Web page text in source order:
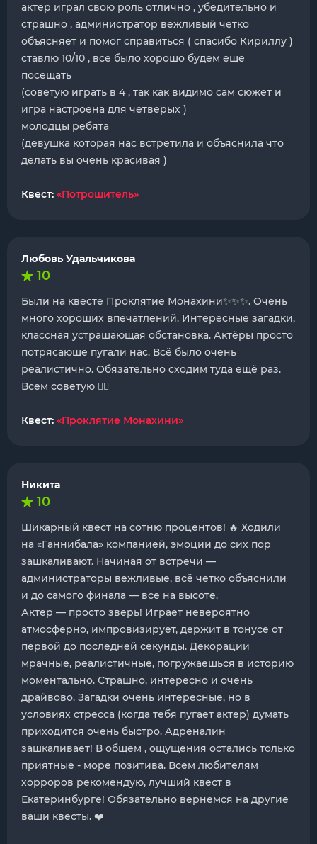
актер играл свою роль отлично , убедительно и
страшно , администратор вежливый четко
объясняет и помог справиться ( спасибо Кириллу )
ставлю 10/10 , все было хорошо будем еще
посещать
(советую играть в 4 , так как видимо сам сюжет и
игра настроена для четверых )
молодцы ребята
(девушка которая нас встретила и объяснила что
делать вы очень красивая )
Квест: «Потрошитель»
Любовь Удальчикова
10
Были на квесте Проклятие Монахини✨✨✨. Очень
много хороших впечатлений. Интересные загадки,
классная устрашающая обстановка. Актёры просто
потрясающе пугали нас. Всё было очень
реалистично. Обязательно сходим туда ещё раз.
Всем советую ❤️‍🔥
Квест: «Проклятие Монахини»
Никита
10
Шикарный квест на сотню процентов! 🔥 Ходили
на «Ганнибала» компанией, эмоции до сих пор
зашкаливают. Начиная от встречи —
администраторы вежливые, всё четко объяснили
и до самого финала — все на высоте.
Актер — просто зверь! Играет невероятно
атмосферно, импровизирует, держит в тонусе от
первой до последней секунды. Декорации
мрачные, реалистичные, погружаешься в историю
моментально. Страшно, интересно и очень
драйвово. Загадки очень интересные, но в
условиях стресса (когда тебя пугает актер) думать
приходится очень быстро. Адреналин
зашкаливает! В общем , ощущения остались только
приятные - море позитива. Всем любителям
хорроров рекомендую, лучший квест в
Екатеринбурге! Обязательно вернемся на другие
ваши квесты. ❤️